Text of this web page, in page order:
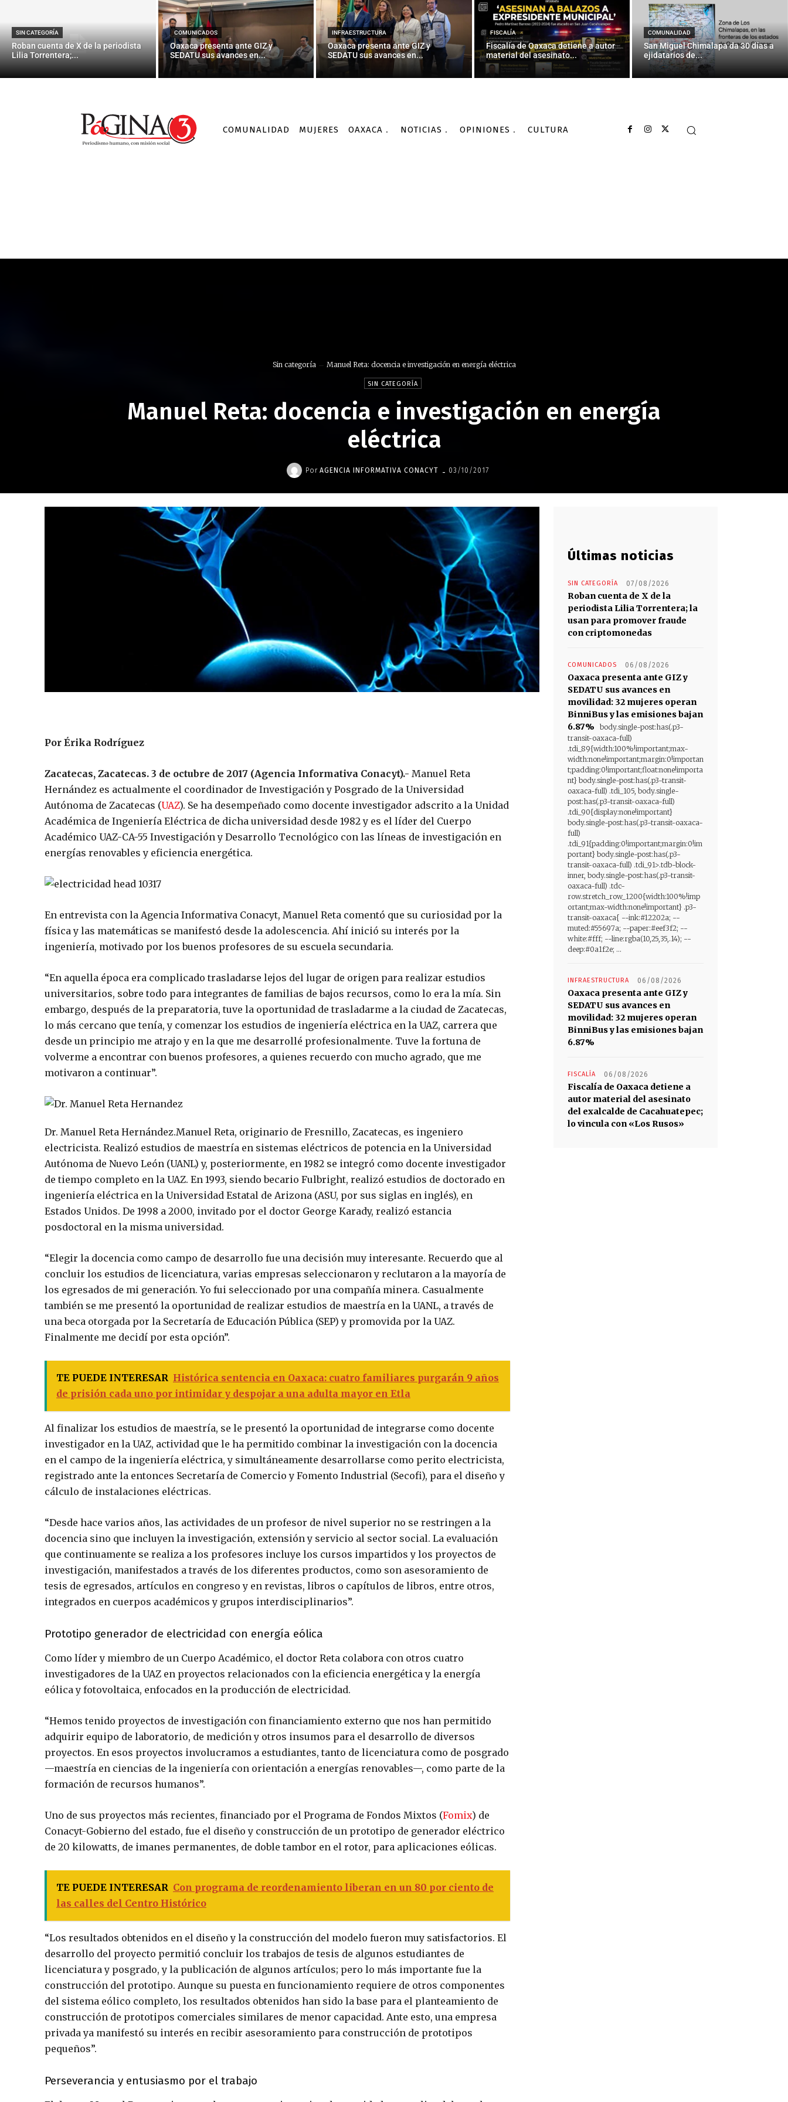
SIN CATEGORÍA
Roban cuenta de X de la periodista
Lilia Torrentera;...
COMUNICADOS
Oaxaca presenta ante GIZ y
SEDATU sus avances en...
INFRAESTRUCTURA
Oaxaca presenta ante GIZ y
SEDATU sus avances en...
FISCALÍA
Fiscalía de Oaxaca detiene a autor
material del asesinato...
COMUNALIDAD
San Miguel Chimalapa da 30 días a
ejidatarios de...
COMUNALIDAD MUJERES OAXACA NOTICIAS OPINIONES CULTURA
Sin categoría Manuel Reta: docencia e investigación en energía eléctrica
SIN CATEGORÍA
Manuel Reta: docencia e investigación en energía
eléctrica
Por AGENCIA INFORMATIVA CONACYT - 03/10/2017
Por Érika Rodríguez
Zacatecas, Zacatecas. 3 de octubre de 2017 (Agencia Informativa Conacyt).- Manuel Reta
Hernández es actualmente el coordinador de Investigación y Posgrado de la Universidad
Autónoma de Zacatecas (UAZ). Se ha desempeñado como docente investigador adscrito a la Unidad
Académica de Ingeniería Eléctrica de dicha universidad desde 1982 y es el líder del Cuerpo
Académico UAZ-CA-55 Investigación y Desarrollo Tecnológico con las líneas de investigación en
energías renovables y eficiencia energética.
En entrevista con la Agencia Informativa Conacyt, Manuel Reta comentó que su curiosidad por la
física y las matemáticas se manifestó desde la adolescencia. Ahí inició su interés por la
ingeniería, motivado por los buenos profesores de su escuela secundaria.
“En aquella época era complicado trasladarse lejos del lugar de origen para realizar estudios
universitarios, sobre todo para integrantes de familias de bajos recursos, como lo era la mía. Sin
embargo, después de la preparatoria, tuve la oportunidad de trasladarme a la ciudad de Zacatecas,
lo más cercano que tenía, y comenzar los estudios de ingeniería eléctrica en la UAZ, carrera que
desde un principio me atrajo y en la que me desarrollé profesionalmente. Tuve la fortuna de
volverme a encontrar con buenos profesores, a quienes recuerdo con mucho agrado, que me
motivaron a continuar”.
Dr. Manuel Reta Hernández.Manuel Reta, originario de Fresnillo, Zacatecas, es ingeniero
electricista. Realizó estudios de maestría en sistemas eléctricos de potencia en la Universidad
Autónoma de Nuevo León (UANL) y, posteriormente, en 1982 se integró como docente investigador
de tiempo completo en la UAZ. En 1993, siendo becario Fulbright, realizó estudios de doctorado en
ingeniería eléctrica en la Universidad Estatal de Arizona (ASU, por sus siglas en inglés), en
Estados Unidos. De 1998 a 2000, invitado por el doctor George Karady, realizó estancia
posdoctoral en la misma universidad.
“Elegir la docencia como campo de desarrollo fue una decisión muy interesante. Recuerdo que al
concluir los estudios de licenciatura, varias empresas seleccionaron y reclutaron a la mayoría de
los egresados de mi generación. Yo fui seleccionado por una compañía minera. Casualmente
también se me presentó la oportunidad de realizar estudios de maestría en la UANL, a través de
una beca otorgada por la Secretaría de Educación Pública (SEP) y promovida por la UAZ.
Finalmente me decidí por esta opción”.
TE PUEDE INTERESAR Histórica sentencia en Oaxaca: cuatro familiares purgarán 9 años
de prisión cada uno por intimidar y despojar a una adulta mayor en Etla
Al finalizar los estudios de maestría, se le presentó la oportunidad de integrarse como docente
investigador en la UAZ, actividad que le ha permitido combinar la investigación con la docencia
en el campo de la ingeniería eléctrica, y simultáneamente desarrollarse como perito electricista,
registrado ante la entonces Secretaría de Comercio y Fomento Industrial (Secofi), para el diseño y
cálculo de instalaciones eléctricas.
“Desde hace varios años, las actividades de un profesor de nivel superior no se restringen a la
docencia sino que incluyen la investigación, extensión y servicio al sector social. La evaluación
que continuamente se realiza a los profesores incluye los cursos impartidos y los proyectos de
investigación, manifestados a través de los diferentes productos, como son asesoramiento de
tesis de egresados, artículos en congreso y en revistas, libros o capítulos de libros, entre otros,
integrados en cuerpos académicos y grupos interdisciplinarios”.
Prototipo generador de electricidad con energía eólica
Como líder y miembro de un Cuerpo Académico, el doctor Reta colabora con otros cuatro
investigadores de la UAZ en proyectos relacionados con la eficiencia energética y la energía
eólica y fotovoltaica, enfocados en la producción de electricidad.
“Hemos tenido proyectos de investigación con financiamiento externo que nos han permitido
adquirir equipo de laboratorio, de medición y otros insumos para el desarrollo de diversos
proyectos. En esos proyectos involucramos a estudiantes, tanto de licenciatura como de posgrado
—maestría en ciencias de la ingeniería con orientación a energías renovables—, como parte de la
formación de recursos humanos”.
Uno de sus proyectos más recientes, financiado por el Programa de Fondos Mixtos (Fomix) de
Conacyt-Gobierno del estado, fue el diseño y construcción de un prototipo de generador eléctrico
de 20 kilowatts, de imanes permanentes, de doble tambor en el rotor, para aplicaciones eólicas.
TE PUEDE INTERESAR Con programa de reordenamiento liberan en un 80 por ciento de
las calles del Centro Histórico
“Los resultados obtenidos en el diseño y la construcción del modelo fueron muy satisfactorios. El
desarrollo del proyecto permitió concluir los trabajos de tesis de algunos estudiantes de
licenciatura y posgrado, y la publicación de algunos artículos; pero lo más importante fue la
construcción del prototipo. Aunque su puesta en funcionamiento requiere de otros componentes
del sistema eólico completo, los resultados obtenidos han sido la base para el planteamiento de
construcción de prototipos comerciales similares de menor capacidad. Ante esto, una empresa
privada ya manifestó su interés en recibir asesoramiento para construcción de prototipos
pequeños”.
Perseverancia y entusiasmo por el trabajo
Últimas noticias
SIN CATEGORÍA 07/08/2026
Roban cuenta de X de la
periodista Lilia Torrentera; la
usan para promover fraude
con criptomonedas
COMUNICADOS 06/08/2026
Oaxaca presenta ante GIZ y
SEDATU sus avances en
movilidad: 32 mujeres operan
BinniBus y las emisiones bajan
6.87%
body.single-post:has(.p3-
transit-oaxaca-full)
.tdi_89{width:100%!important;max-
width:none!important;margin:0!importan
t;padding:0!important;float:none!importa
nt} body.single-post:has(.p3-transit-
oaxaca-full) .tdi_105, body.single-
post:has(.p3-transit-oaxaca-full)
.tdi_90{display:none!important}
body.single-post:has(.p3-transit-oaxaca-
full)
.tdi_91{padding:0!important;margin:0!im
portant} body.single-post:has(.p3-
transit-oaxaca-full) .tdi_91>.tdb-block-
inner, body.single-post:has(.p3-transit-
oaxaca-full) .tdc-
row.stretch_row_1200{width:100%!imp
ortant;max-width:none!important} .p3-
transit-oaxaca{ --ink:#12202a; --
muted:#55697a; --paper:#eef3f2; --
white:#fff; --line:rgba(10,25,35,.14); --
deep:#0a1f2e; ...
INFRAESTRUCTURA 06/08/2026
Oaxaca presenta ante GIZ y
SEDATU sus avances en
movilidad: 32 mujeres operan
BinniBus y las emisiones bajan
6.87%
FISCALÍA 06/08/2026
Fiscalía de Oaxaca detiene a
autor material del asesinato
del exalcalde de Cacahuatepec;
lo vincula con «Los Rusos»